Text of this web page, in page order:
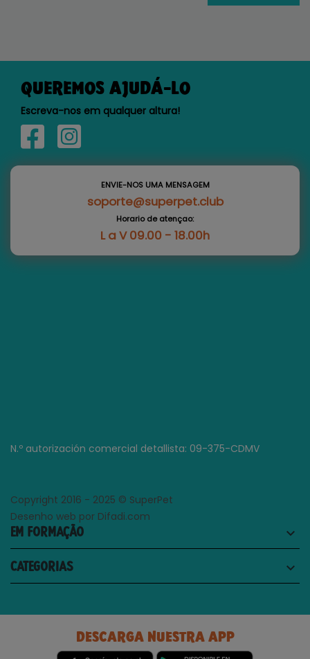
QUEREMOS AJUDÁ-LO
Escreva-nos em qualquer altura!
ENVIE-NOS UMA MENSAGEM
soporte@superpet.club
Horario de atençao:
L a V 09.00 - 18.00h
N.º autorización comercial detallista: 09-375-CDMV
Copyright 2016 - 2025 © SuperPet
Desenho web por Difadi.com
EM FORMAÇÃO keyboard_arrow_down
CATEGORIAS keyboard_arrow_down
DESCARGA NUESTRA APP